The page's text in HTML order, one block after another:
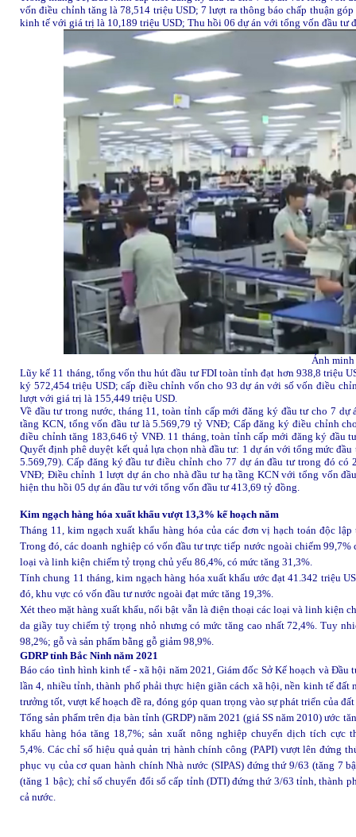
vốn điều chỉnh tăng là 78,514 triệu USD; 7 lượt ra thông báo chấp thuận
kinh tế với giá trị là 10,189 triệu USD; Thu hồi 06 dự án với tổng vốn đầu tư
Ảnh minh
Lũy kế 11 tháng, tổng vốn thu hút đầu tư FDI toàn tỉnh đạt hơn 938,8 triệu
ký 572,454 triệu USD; cấp điều chỉnh vốn cho 93 dự án với số vốn điều
lượt với giá trị là 155,449 triệu USD.
Về đầu tư trong nước, tháng 11, toàn tỉnh cấp mới đăng ký đầu tư cho 7
tầng KCN, tổng vốn đầu tư là 5.569,79 tỷ VNĐ; Cấp đăng ký điều chỉnh
điều chỉnh tăng 183,646 tỷ VNĐ. 11 tháng, toàn tỉnh cấp mới đăng ký đầu
Quyết định phê duyệt kết quả lựa chọn nhà đầu tư: 1 dự án với tổng mức
5.569,79). Cấp đăng ký đầu tư điều chỉnh cho 77 dự án đầu tư trong đó
VNĐ; Điều chỉnh 1 lượt dự án cho nhà đầu tư hạ tầng KCN với tổng vốn
hiện thu hồi 05 dự án đầu tư với tổng vốn đầu tư 413,69 tỷ đồng.
Kim ngạch hàng hóa xuất khẩu vượt 13,3% kế hoạch năm
Tháng 11, kim ngạch xuất khẩu hàng hóa của các đơn vị hạch toán độc
Trong đó, các doanh nghiệp có vốn đầu tư trực tiếp nước ngoài chiếm
loại và linh kiện chiếm tỷ trọng chủ yếu 86,4%, có mức tăng 31,3%.
Tính chung 11 tháng, kim ngạch hàng hóa xuất khẩu ước đạt 41.342 triệu
đó, khu vực có vốn đầu tư nước ngoài đạt mức tăng 19,3%.
Xét theo mặt hàng xuất khẩu, nổi bật vẫn là điện thoại các loại và linh kiện
da giầy tuy chiếm tỷ trọng nhỏ nhưng có mức tăng cao nhất 72,4%. Tuy
98,2%; gỗ và sản phẩm bằng gỗ giảm 98,9%.
GDRP tỉnh Bắc Ninh năm 2021
Báo cáo tình hình kinh tế - xã hội năm 2021, Giám đốc Sở Kế hoạch và
lần 4, nhiều tỉnh, thành phố phải thực hiện giãn cách xã hội, nền kinh tế
trưởng tốt, vượt kế hoạch đề ra, đóng góp quan trọng vào sự phát triển của
Tổng sản phẩm trên địa bàn tỉnh (GRDP) năm 2021 (giá SS năm 2010) ước
khẩu hàng hóa tăng 18,7%; sản xuất nông nghiệp chuyển dịch tích cực
5,4%. Các chỉ số hiệu quả quản trị hành chính công (PAPI) vượt lên đứng
phục vụ của cơ quan hành chính Nhà nước (SIPAS) đứng thứ 9/63 (tăng 7
(tăng 1 bậc); chỉ số chuyển đổi số cấp tỉnh (DTI) đứng thứ 3/63 tỉnh, thành
cả nước.